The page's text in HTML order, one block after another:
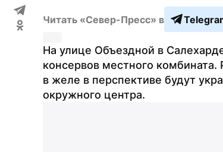
Читать «Север-Пресс» в
На улице Объездной в
консервов местного
в желе в перспективе будут
окружного центра.